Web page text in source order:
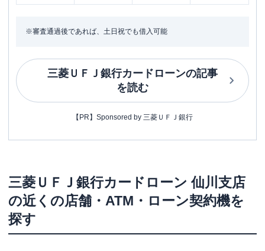
※審査通過後であれば、土日祝でも借入可能
三菱ＵＦＪ銀行カードローンの記事
を読む
【PR】Sponsored by 三菱ＵＦＪ銀行
三菱ＵＦＪ銀行カードローン 仙川支店
の近くの店舗・ATM・ローン契約機を
探す